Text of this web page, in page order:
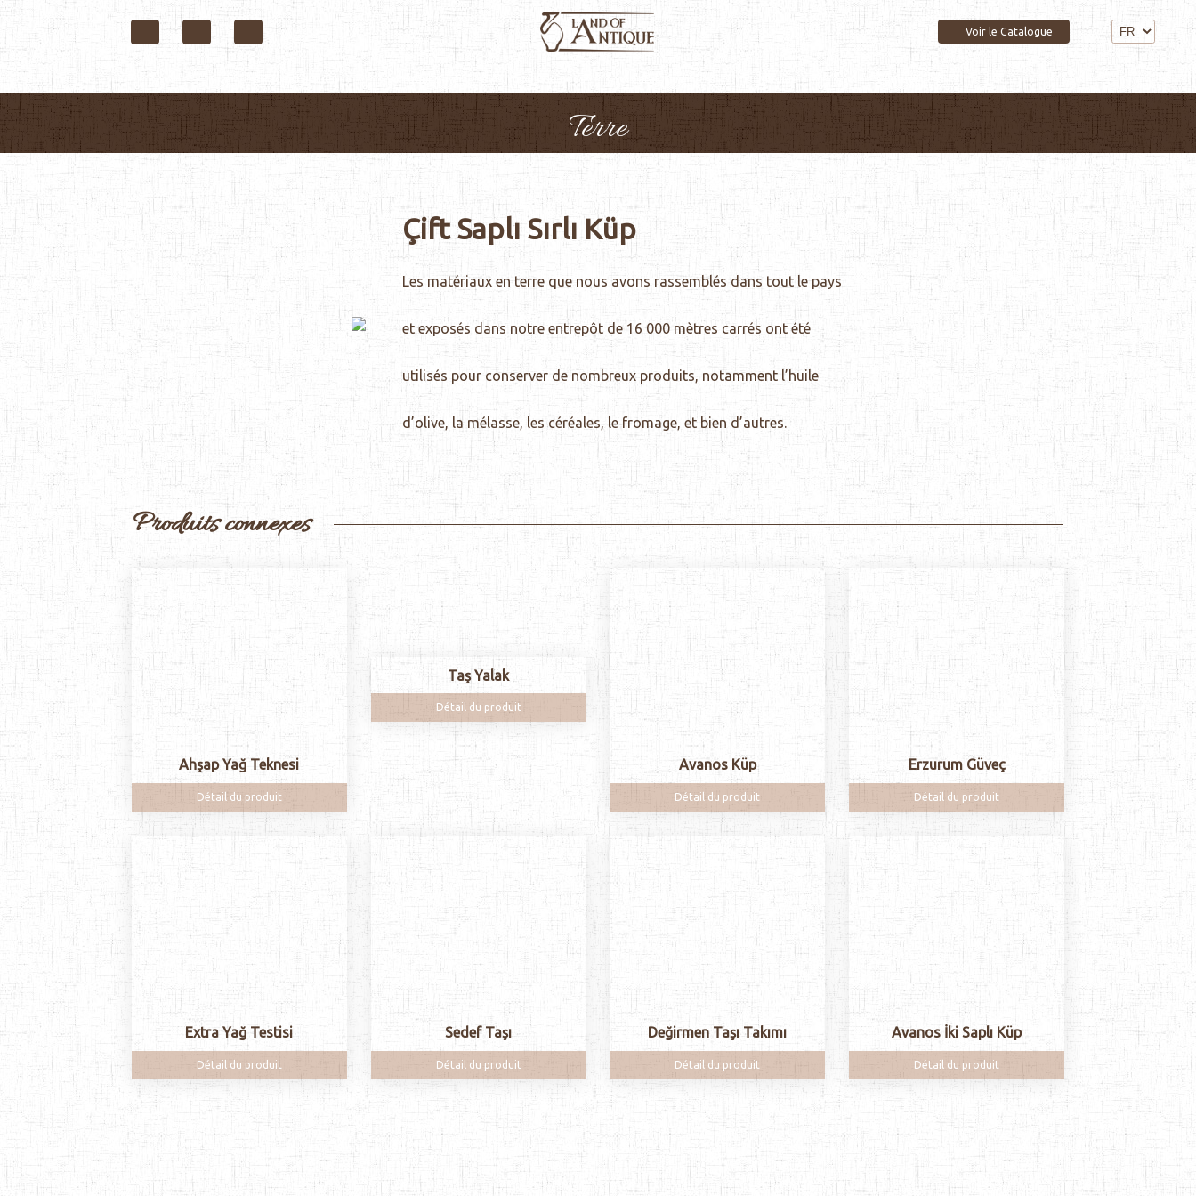
Voir le Catalogue
Terre
Çift Saplı Sırlı Küp
Les matériaux en terre que nous avons rassemblés dans tout le pays
et exposés dans notre entrepôt de 16 000 mètres carrés ont été
utilisés pour conserver de nombreux produits, notamment l’huile
d’olive, la mélasse, les céréales, le fromage, et bien d’autres.
Produits connexes
Ahşap Yağ Teknesi
Détail du produit
Taş Yalak
Détail du produit
Avanos Küp
Détail du produit
Erzurum Güveç
Détail du produit
Extra Yağ Testisi
Détail du produit
Sedef Taşı
Détail du produit
Değirmen Taşı Takımı
Détail du produit
Avanos İki Saplı Küp
Détail du produit